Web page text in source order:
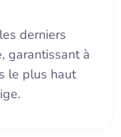
derniers
garantissant à
le plus haut